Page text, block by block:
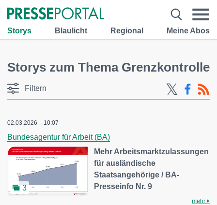
Storys Blaulicht Regional Meine Abos
Storys zum Thema Grenzkontrolle
Filtern
02.03.2026 – 10:07
Bundesagentur für Arbeit (BA)
3
Mehr Arbeitsmarktzulassungen
für ausländische
Staatsangehörige / BA-
Presseinfo Nr. 9
mehr